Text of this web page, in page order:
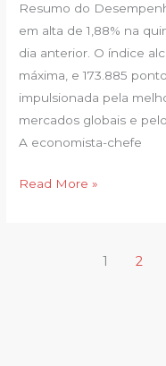
Resumo do
em alta de 1,88% na
dia anterior. O índice
máxima, e 173.885
impulsionada pela
mercados globais e
A economista-chefe
sobe
1,88%
com
exterior
e
balanços
Read More »
1 2